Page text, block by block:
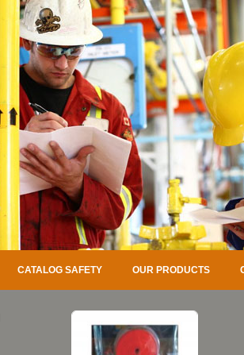
CATALOG SAFETY OUR PRODUCTS